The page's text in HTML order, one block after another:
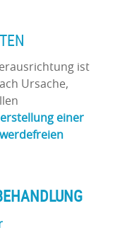
ist
Ursache,
einer